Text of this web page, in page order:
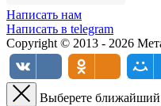
Написать нам
Написать в telegram
Copyright © 2013 - 2026
Выберете